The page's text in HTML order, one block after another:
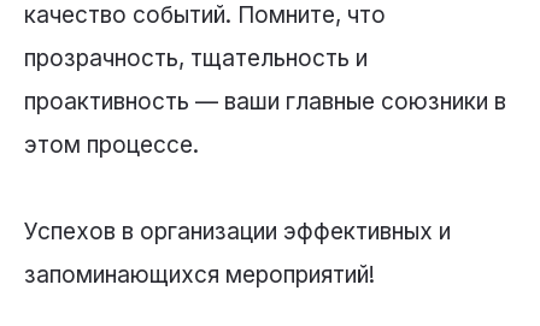
качество событий. Помните, что
прозрачность, тщательность и
проактивность — ваши главные союзники в
этом процессе.
Успехов в организации эффективных и
запоминающихся мероприятий!